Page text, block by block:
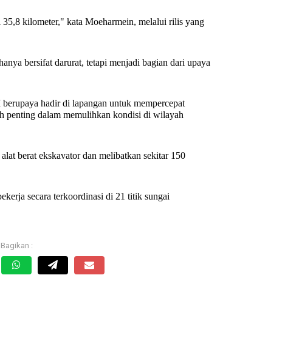
kilometer," kata Moeharmein, melalui rilis yang
bersifat darurat, tetapi menjadi bagian dari upaya
hadir di lapangan untuk mempercepat
penting dalam memulihkan kondisi di wilayah
berat ekskavator dan melibatkan sekitar 150
secara terkoordinasi di 21 titik sungai